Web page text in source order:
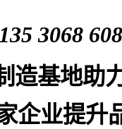
3068
造基地助
企业提升